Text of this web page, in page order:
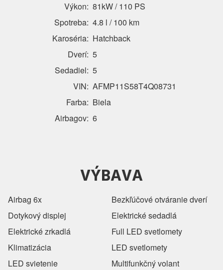
Výkon: 81kW / 110 PS
Spotreba: 4.8 l / 100 km
Karoséria: Hatchback
Dverí: 5
Sedadiel: 5
VIN: AFMP11S58T4Q08731
Farba: Biela
Airbagov: 6
VÝBAVA
Airbag 6x
Bezkľúčové otváranie dverí
Dotykový displej
Elektrické sedadlá
Elektrické zrkadlá
Full LED svetlomety
Klimatizácia
LED svetlomety
LED svietenie
Multifunkčný volant